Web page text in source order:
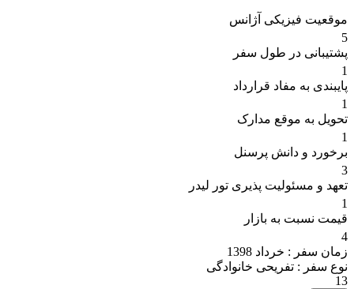
موقعیت فیزیکی آژانس
5
پشتیبانی در طول سفر
1
پایبندی به مفاد قرارداد
1
تحویل به موقع مدارک
1
برخورد و دانش پرسنل
3
تعهد و مسئولیت پذیری تور لیدر
1
قیمت نسبت به بازار
4
زمان سفر : خرداد 1398
نوع سفر : تفریحی خانوادگی
13